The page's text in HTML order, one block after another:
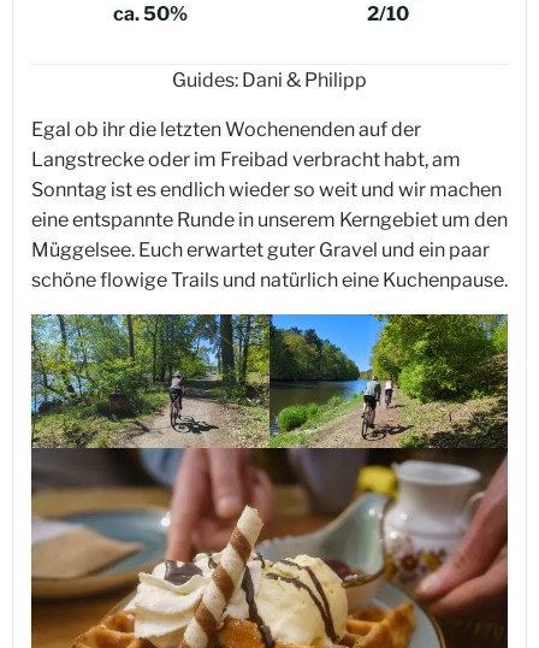
ca. 50%
2/10
Guides: Dani & Philipp
Egal ob ihr die letzten Wochenenden auf der
Langstrecke oder im Freibad verbracht habt, am
Sonntag ist es endlich wieder so weit und wir machen
eine entspannte Runde in unserem Kerngebiet um den
Müggelsee. Euch erwartet guter Gravel und ein paar
schöne flowige Trails und natürlich eine Kuchenpause.